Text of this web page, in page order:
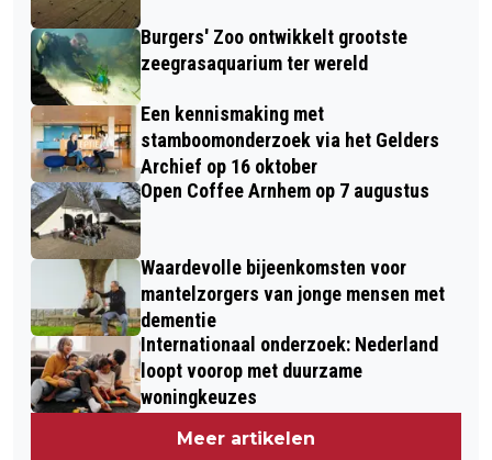
Burgers' Zoo ontwikkelt grootste
zeegrasaquarium ter wereld
Een kennismaking met
stamboomonderzoek via het Gelders
Archief op 16 oktober
Open Coffee Arnhem op 7 augustus
Waardevolle bijeenkomsten voor
mantelzorgers van jonge mensen met
dementie
Internationaal onderzoek: Nederland
loopt voorop met duurzame
woningkeuzes
Meer artikelen